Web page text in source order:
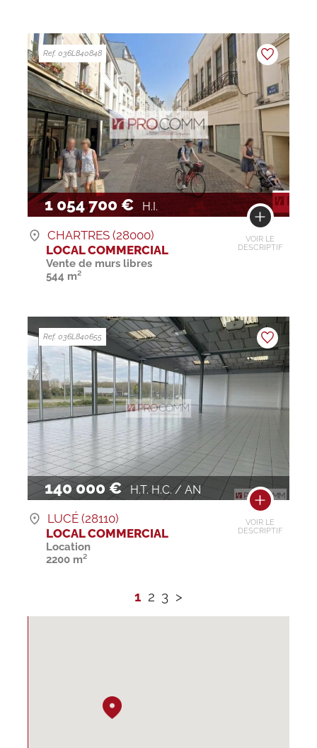
1 054 700 € H.I.
VOIR LE
DESCRIPTIF
Ref. 036L840848
CHARTRES (28000)
LOCAL COMMERCIAL
Vente de murs libres
544 m²
140 000 € H.T. H.C. / AN
VOIR LE
DESCRIPTIF
Ref. 036L840655
LUCÉ (28110)
LOCAL COMMERCIAL
Location
2200 m²
1 2 3 >